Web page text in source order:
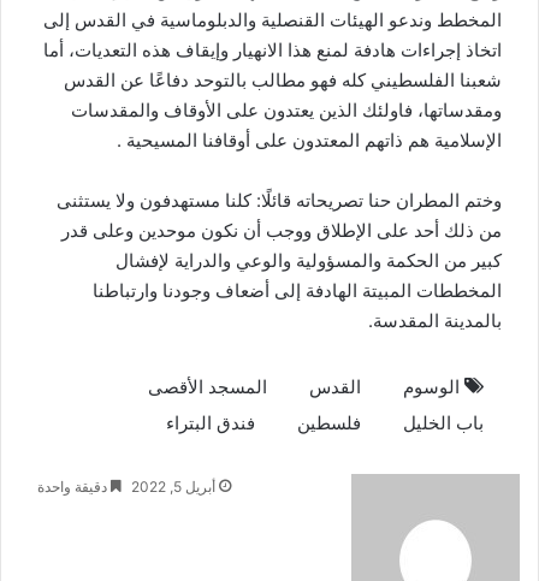
المخطط وندعو الهيئات القنصلية والدبلوماسية في القدس إلى
اتخاذ إجراءات هادفة لمنع هذا الانهيار وإيقاف هذه التعديات، أما
شعبنا الفلسطيني كله فهو مطالب بالتوحد دفاعًا عن القدس
ومقدساتها، فاولئك الذين يعتدون على الأوقاف والمقدسات
الإسلامية هم ذاتهم المعتدون على أوقافنا المسيحية .
وختم المطران حنا تصريحاته قائلًا: كلنا مستهدفون ولا يستثنى
من ذلك أحد على الإطلاق ووجب أن نكون موحدين وعلى قدر
كبير من الحكمة والمسؤولية والوعي والدراية لإفشال
المخططات المبيتة الهادفة إلى أضعاف وجودنا وارتباطنا
بالمدينة المقدسة.
الوسوم القدس
المسجد الأقصى
باب الخليل
فلسطين فندق البتراء
أرسلأبريل 5, 2022 دقيقة واحدة